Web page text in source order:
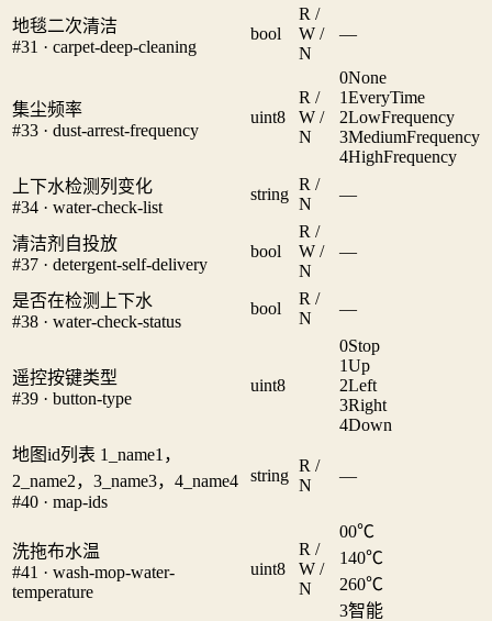
地毯二次清洁
#31 · carpet-deep-cleaning
bool
R /
W /
N
—
集尘频率
#33 · dust-arrest-frequency
uint8
R /
W /
N
0None
1EveryTime
2LowFrequency
3MediumFrequency
4HighFrequency
上下水检测列变化
#34 · water-check-list
string
R /
N
—
清洁剂自投放
#37 · detergent-self-delivery
bool
R /
W /
N
—
是否在检测上下水
#38 · water-check-status
bool
R /
N
—
遥控按键类型
#39 · button-type
uint8
0Stop
1Up
2Left
3Right
4Down
地图id列表 1_name1，
2_name2，3_name3，4_name4
#40 · map-ids
string
R /
N
—
洗拖布水温
#41 · wash-mop-water-
temperature
uint8
R /
W /
N
00℃
140℃
260℃
3智能